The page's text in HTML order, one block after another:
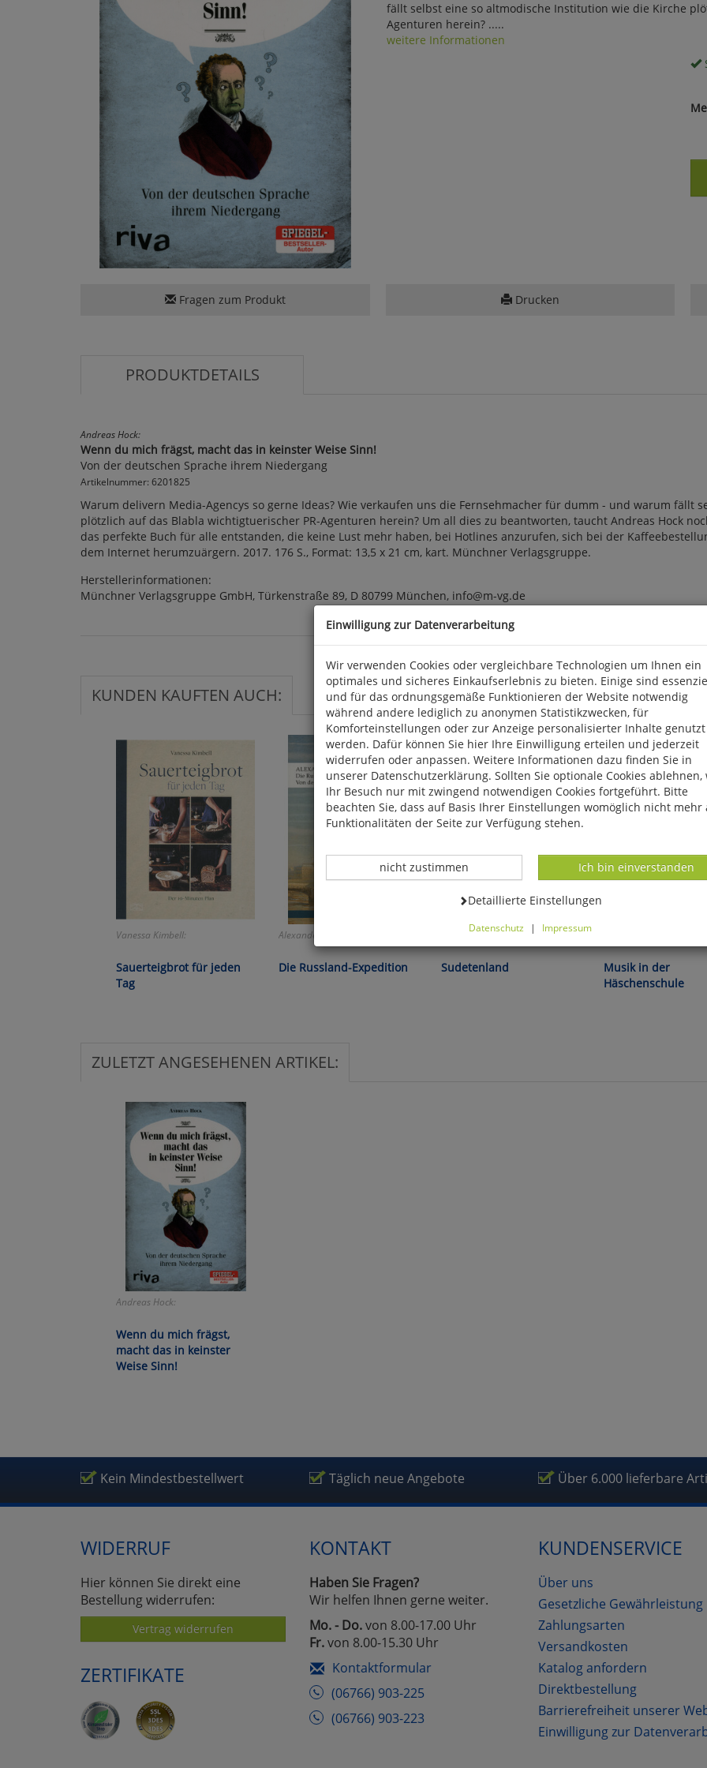
fällt selbst eine so altmodische Institution wie die Kirche
Agenturen herein? .....
weitere Informationen
Fragen zum Produkt Drucken
PRODUKTDETAILS
Andreas Hock:
Wenn du mich frägst, macht das in keinster Weise Sinn!
Von der deutschen Sprache ihrem Niedergang
Artikelnummer: 6201825
Warum delivern Media-Agencys so gerne Ideas? Wie verkaufen uns die Fernsehmacher für dumm - und warum fällt
plötzlich auf das Blabla wichtigtuerischer PR-Agenturen herein? Um all dies zu beantworten, taucht Andreas Hock
das perfekte Buch für alle entstanden, die keine Lust mehr haben, bei Hotlines anzurufen, sich bei der
dem Internet herumzuärgern. 2017. 176 S., Format: 13,5 x 21 cm, kart. Münchner Verlagsgruppe.
Herstellerinformationen:
Münchner Verlagsgruppe GmbH, Türkenstraße 89, D 80799 München, info@m-vg.de
KUNDEN KAUFTEN AUCH:
Vanessa Kimbell:
Sauerteigbrot für jeden
Tag
Alexander von Humboldt:
Die Russland-Expedition
Harald Saul:
Sudetenland
Musik in der
Häschenschule
ZULETZT ANGESEHENEN ARTIKEL:
Andreas Hock:
Wenn du mich frägst,
macht das in keinster
Weise Sinn!
Kein Mindestbestellwert Täglich neue Angebote Über 6.000 lieferbare
WIDERRUF
Hier können Sie direkt eine
Bestellung widerrufen:
Vertrag widerrufen
ZERTIFIKATE
KONTAKT
Haben Sie Fragen?
Wir helfen Ihnen gerne weiter.
Mo. - Do.von 8.00-17.00 Uhr
Fr.von 8.00-15.30 Uhr
Kontaktformular
(06766) 903-225
(06766) 903-223
KUNDENSERVICE
Über uns
Gesetzliche Gewährleistung
Zahlungsarten
Versandkosten
Katalog anfordern
Direktbestellung
Barrierefreiheit unserer
Einwilligung zur
Einwilligung zur Datenverarbeitung
Wir verwenden Cookies oder vergleichbare Technologien um Ihnen ein
optimales und sicheres Einkaufserlebnis zu bieten. Einige sind
und für das ordnungsgemäße Funktionieren der Website notwendig
während andere lediglich zu anonymen Statistikzwecken, für
Komforteinstellungen oder zur Anzeige personalisierter Inhalte genutzt
werden. Dafür können Sie hier Ihre Einwilligung erteilen und jederzeit
widerrufen oder anpassen. Weitere Informationen dazu finden Sie in
unserer Datenschutzerklärung. Sollten Sie optionale Cookies ablehnen,
Ihr Besuch nur mit zwingend notwendigen Cookies fortgeführt. Bitte
beachten Sie, dass auf Basis Ihrer Einstellungen womöglich nicht mehr
Funktionalitäten der Seite zur Verfügung stehen.
Datenverarbeitung -
Ich bin einverstanden
Datenverarbeitung -
nicht zustimmen
Datenverarbeitung -
Detaillierte Einstellungen
Datenschutz | Impressum
Cookies ablehnen, wird Ihr Besuch nur mit zwingend notwendigen
fortgeführt. Bitte beachten Sie, dass auf Basis Ihrer Einstellungen
nicht mehr alle Funktionalitäten der Seite zur Verfügung stehen.